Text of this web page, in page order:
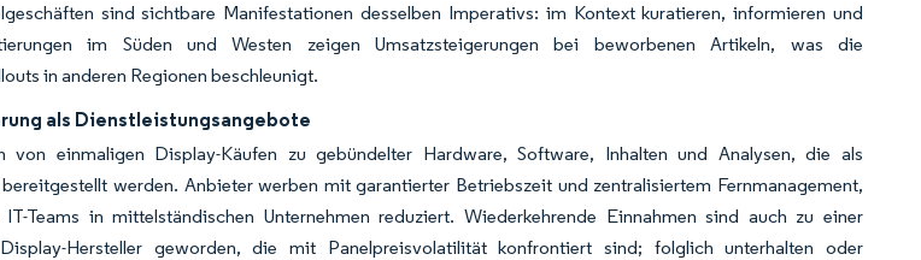
sind sichtbare Manifestationen desselben Imperativs: im Kontext kuratieren, informieren und
im Süden und Westen zeigen Umsatzsteigerungen bei beworbenen Artikeln, was die
in anderen Regionen beschleunigt.
als Dienstleistungsangebote
von einmaligen Display-Käufen zu gebündelter Hardware, Software, Inhalten und Analysen, die als
werden. Anbieter werben mit garantierter Betriebszeit und zentralisiertem Fernmanagement,
Teams in mittelständischen Unternehmen reduziert. Wiederkehrende Einnahmen sind auch zu einer
Hersteller geworden, die mit Panelpreisvolatilität konfrontiert sind; folglich unterhalten oder